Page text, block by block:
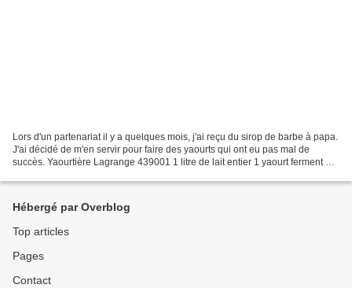
Lors d'un partenariat il y a quelques mois, j'ai reçu du sirop de barbe à papa.
J'ai décidé de m'en servir pour faire des yaourts qui ont eu pas mal de
succès. Yaourtière Lagrange 439001 1 litre de lait entier 1 yaourt ferment un
Hébergé par Overblog
Top articles
Pages
Contact